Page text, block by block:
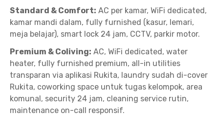
Standard & Comfort: AC per kamar, WiFi dedicated,
kamar mandi dalam, fully furnished (kasur, lemari,
meja belajar), smart lock 24 jam, CCTV, parkir motor.
Premium & Coliving: AC, WiFi dedicated, water
heater, fully furnished premium, all-in utilities
transparan via aplikasi Rukita, laundry sudah di-cover
Rukita, coworking space untuk tugas kelompok, area
komunal, security 24 jam, cleaning service rutin,
maintenance on-call responsif.